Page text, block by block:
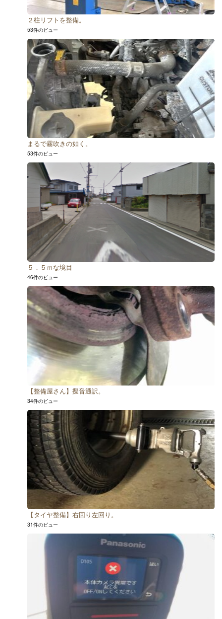
２柱リフトを整備。
53件のビュー
まるで霧吹きの如く。
53件のビュー
５．５ｍな境目
46件のビュー
【整備屋さん】擬音通訳。
34件のビュー
【タイヤ整備】右回り左回り。
31件のビュー